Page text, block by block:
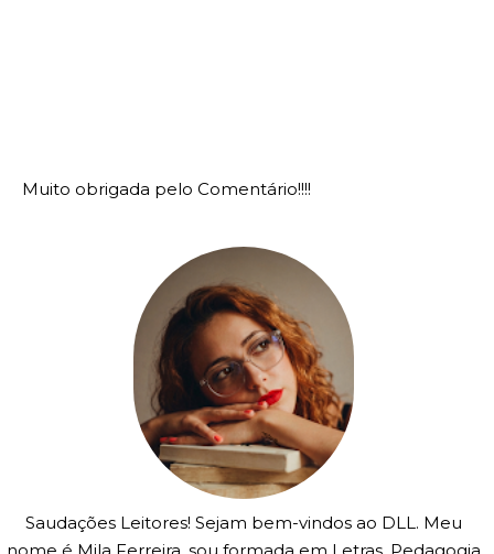
Muito obrigada pelo Comentário!!!!
Saudações Leitores! Sejam bem-vindos ao DLL. Meu